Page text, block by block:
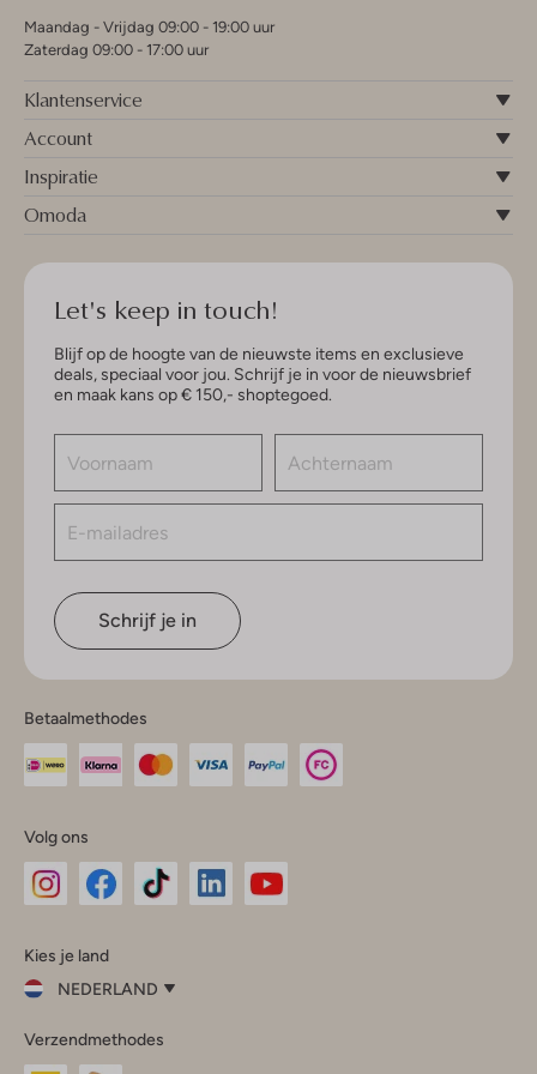
Maandag - Vrijdag 09:00 - 19:00 uur
Zaterdag 09:00 - 17:00 uur
Klantenservice
Account
Inspiratie
Omoda
Let's keep in touch!
Blijf op de hoogte van de nieuwste items en exclusieve
deals, speciaal voor jou. Schrijf je in voor de nieuwsbrief
en maak kans op € 150,- shoptegoed.
Schrijf je in
Betaalmethodes
Volg ons
InstagramFacebook
Kies je land
NEDERLAND
je
land
Verzendmethodes